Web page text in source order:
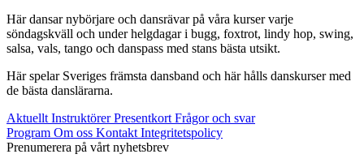
Här dansar nybörjare och dansrävar på våra kurser varje
söndagskväll och under helgdagar i bugg, foxtrot, lindy hop, swing,
salsa, vals, tango och danspass med stans bästa utsikt.
Här spelar Sveriges främsta dansband och här hålls danskurser med
de bästa danslärarna.
AktuelltInstruktörerPresentkortFrågor och svar
Program Om oss KontaktIntegritetspolicy
Prenumerera på vårt nyhetsbrev